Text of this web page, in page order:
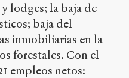
lodges; la baja de
baja del
inmobiliarias en la
forestales. Con el
empleos netos: